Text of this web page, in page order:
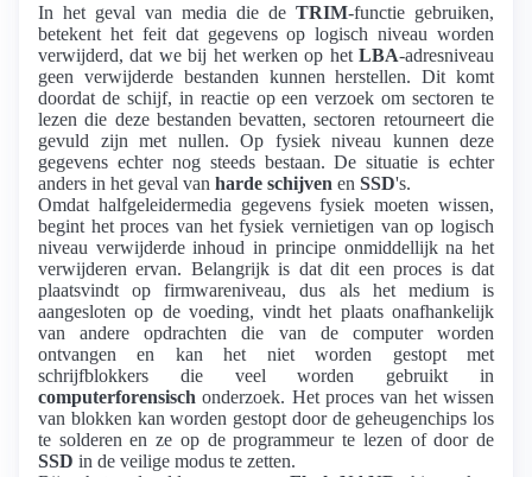
In het geval van media die de TRIM-functie gebruiken,
betekent het feit dat gegevens op logisch niveau worden
verwijderd, dat we bij het werken op het LBA-adresniveau
geen verwijderde bestanden kunnen herstellen. Dit komt
doordat de schijf, in reactie op een verzoek om sectoren te
lezen die deze bestanden bevatten, sectoren retourneert die
gevuld zijn met nullen. Op fysiek niveau kunnen deze
gegevens echter nog steeds bestaan. De situatie is echter
anders in het geval van harde schijven en SSD's.
Omdat halfgeleidermedia gegevens fysiek moeten wissen,
begint het proces van het fysiek vernietigen van op logisch
niveau verwijderde inhoud in principe onmiddellijk na het
verwijderen ervan. Belangrijk is dat dit een proces is dat
plaatsvindt op firmwareniveau, dus als het medium is
aangesloten op de voeding, vindt het plaats onafhankelijk
van andere opdrachten die van de computer worden
ontvangen en kan het niet worden gestopt met
schrijfblokkers die veel worden gebruikt in
computerforensisch onderzoek. Het proces van het wissen
van blokken kan worden gestopt door de geheugenchips los
te solderen en ze op de programmeur te lezen of door de
SSD in de veilige modus te zetten.